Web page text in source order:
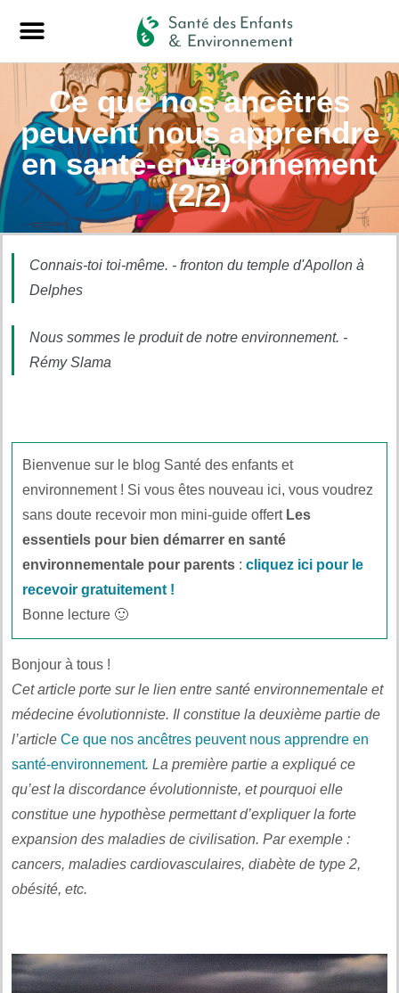
Ce que nos ancêtres
peuvent nous apprendre
en santé-environnement
(2/2)
Connais-toi toi-même. - fronton du temple d'Apollon à
Delphes
Nous sommes le produit de notre environnement. -
Rémy Slama
Bienvenue sur le blog Santé des enfants et
environnement ! Si vous êtes nouveau ici, vous voudrez
sans doute recevoir mon mini-guide offert Les
essentiels pour bien démarrer en santé
environnementale pour parents :cliquez ici pour le
recevoir gratuitement !
Bonne lecture 🙂
Bonjour à tous !
Cet article porte sur le lien entre santé environnementale et
médecine évolutionniste. Il constitue la deuxième partie de
l’article Ce que nos ancêtres peuvent nous apprendre en
santé-environnement. La première partie a expliqué ce
qu’est la discordance évolutionniste, et pourquoi elle
constitue une hypothèse permettant d’expliquer la forte
expansion des maladies de civilisation. Par exemple :
cancers, maladies cardiovasculaires, diabète de type 2,
obésité, etc.